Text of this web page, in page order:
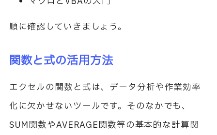
順に確認していきましょう。
関数と式の活用方法
エクセルの関数と式は、データ分析や作業効率
化に欠かせないツールです。そのなかでも、
SUM関数やAVERAGE関数等の基本的な計算関